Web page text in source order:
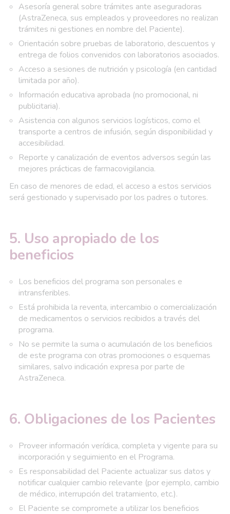
Asesoría general sobre trámites ante aseguradoras
(AstraZeneca, sus empleados y proveedores no realizan
trámites ni gestiones en nombre del Paciente).
Orientación sobre pruebas de laboratorio, descuentos y
entrega de folios convenidos con laboratorios asociados.
Acceso a sesiones de nutrición y psicología (en cantidad
limitada por año).
Información educativa aprobada (no promocional, ni
publicitaria).
Asistencia con algunos servicios logísticos, como el
transporte a centros de infusión, según disponibilidad y
accesibilidad.
Reporte y canalización de eventos adversos según las
mejores prácticas de farmacovigilancia.
En caso de menores de edad, el acceso a estos servicios
será gestionado y supervisado por los padres o tutores.
5. Uso apropiado de los
beneficios
Los beneficios del programa son personales e
intransferibles.
Está prohibida la reventa, intercambio o comercialización
de medicamentos o servicios recibidos a través del
programa.
No se permite la suma o acumulación de los beneficios
de este programa con otras promociones o esquemas
similares, salvo indicación expresa por parte de
AstraZeneca.
6. Obligaciones de los Pacientes
Proveer información verídica, completa y vigente para su
incorporación y seguimiento en el Programa.
Es responsabilidad del Paciente actualizar sus datos y
notificar cualquier cambio relevante (por ejemplo, cambio
de médico, interrupción del tratamiento, etc.).
El Paciente se compromete a utilizar los beneficios